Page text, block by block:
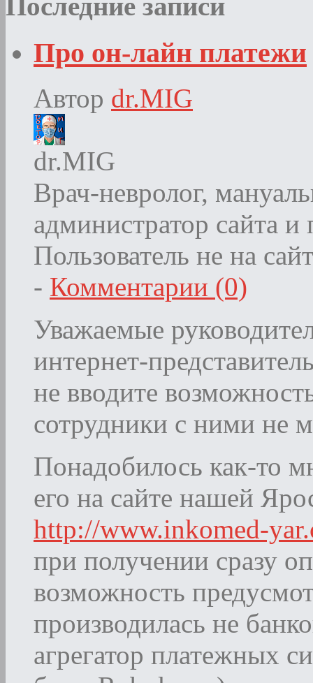
Про он-лайн платежи
Автор dr.MIG
dr.MIG
Врач-невролог,
администратор сайта
Пользователь не на
- Комментарии (0)
Уважаемые
интернет-
не вводите
сотрудники с ними не
Понадобилось как-то
его на сайте нашей
http://www.inkomed-
при получении сразу
возможность
производилась не
агрегатор платежных